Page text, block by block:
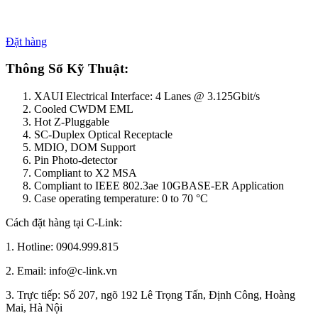
Đặt hàng
Thông Số Kỹ Thuật:
XAUI Electrical Interface: 4 Lanes @ 3.125Gbit/s
Cooled CWDM EML
Hot Z-Pluggable
SC-Duplex Optical Receptacle
MDIO, DOM Support
Pin Photo-detector
Compliant to X2 MSA
Compliant to IEEE 802.3ae 10GBASE-ER Application
Case operating temperature: 0 to 70 °C
Cách đặt hàng tại C-Link:
1. Hotline: 0904.999.815
2. Email: info@c-link.vn
3. Trực tiếp: Số 207, ngõ 192 Lê Trọng Tấn, Định Công, Hoàng
Mai, Hà Nội